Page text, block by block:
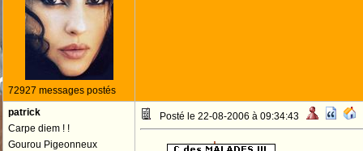
72927 messages postés
patrick
Carpe diem ! !
Gourou Pigeonneux
Posté le 22-08-2006 à 09:34:43